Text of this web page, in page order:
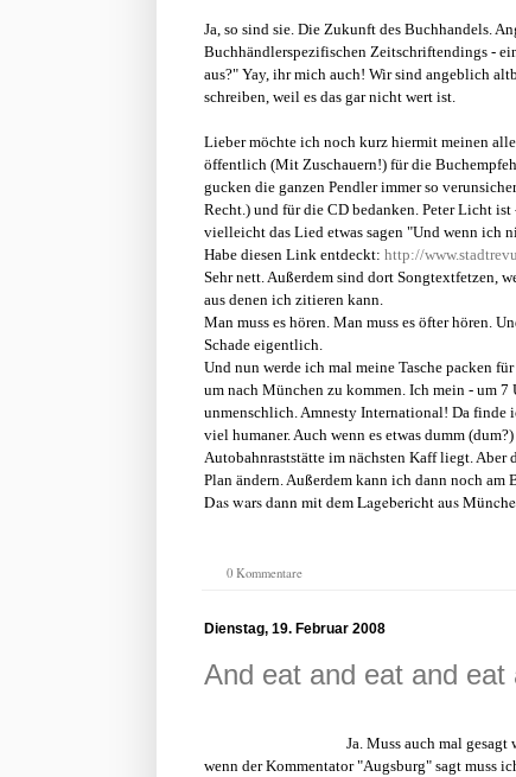
Ja, so sind sie. Die Zukunft des Buchhandels.
Buchhändlerspezifischen Zeitschriftendings -
aus?" Yay, ihr mich auch! Wir sind angeblich
schreiben, weil es das gar nicht wert ist.
Lieber möchte ich noch kurz hiermit meinen
öffentlich (Mit Zuschauern!) für die
gucken die ganzen Pendler immer so
Recht.) und für die CD bedanken. Peter Licht
vielleicht das Lied etwas sagen "Und wenn ich
Habe diesen Link entdeckt: http://
Sehr nett. Außerdem sind dort Songtextfetzen,
aus denen ich zitieren kann.
Man muss es hören. Man muss es öfter hören.
Schade eigentlich.
Und nun werde ich mal meine Tasche packen
um nach München zu kommen. Ich mein - um
unmenschlich. Amnesty International! Da finde
viel humaner. Auch wenn es etwas dumm
Autobahnraststätte im nächsten Kaff liegt. Aber
Plan ändern. Außerdem kann ich dann noch am
Das wars dann mit dem Lagebericht aus
0 Kommentare
Dienstag, 19. Februar 2008
And eat and eat and eat
Ja. Muss auch mal
wenn der Kommentator "Augsburg" sagt muss